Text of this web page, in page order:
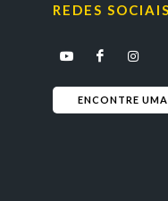
REDES SOCIAIS
ENCONTRE